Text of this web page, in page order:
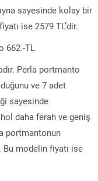
sayesinde kolay bir
ise 2579 TL’dir.
Perla portmanto
ve 7 adet
sayesinde
daha ferah ve geniş
portmantonun
modelin fiyatı ise